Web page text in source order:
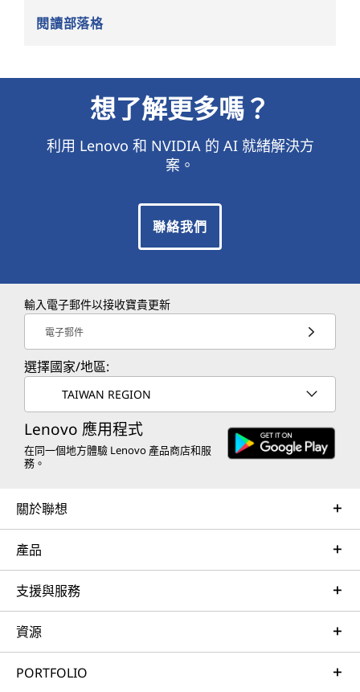
閱讀部落格
想了解更多嗎？
利用 Lenovo 和 NVIDIA 的 AI 就緒解決方
案。
聯絡我們
輸入電子郵件以接收寶貴更新
電子郵件
選擇國家/地區:
TAIWAN REGION
Lenovo 應用程式
在同一個地方體驗 Lenovo 產品商店和服
務。
關於聯想
產品
支援與服務
資源
PORTFOLIO